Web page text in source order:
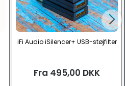
iFi Audio iSilencer+ USB-støjfilter
Fra 495,00 DKK